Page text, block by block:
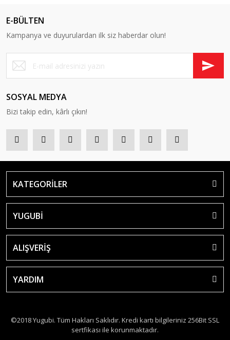
E-BÜLTEN
Kampanya ve duyurulardan ilk siz haberdar olun!
SOSYAL MEDYA
Bizi takip edin, kârlı çıkın!
KATEGORİLER
YUGUBİ
ALIŞVERİŞ
YARDIM
©2018 Yugubi. Tüm Hakları Saklıdır. Kredi kartı bilgileriniz 256Bit SSL
sertfikası ile korunmaktadır.